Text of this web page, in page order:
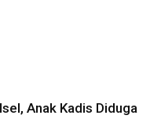
Anak Kadis Diduga